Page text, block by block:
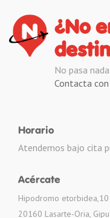
¿No
No pasa
Contacta
Horario
Atendemos bajo cita
Acércate
Hipodromo etorbidea,10
20160 Lasarte-Oria,